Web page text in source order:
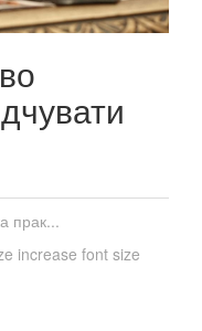
прак...
increase font size